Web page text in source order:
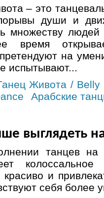
– это
души и
множеству
время
на
испытывают...
Живота / Belly
Арабские
выглядеть
танцев на
красиво и
себя более